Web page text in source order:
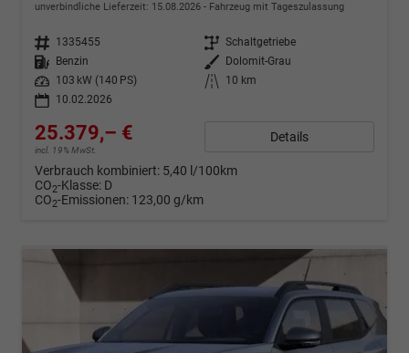
unverbindliche Lieferzeit: 15.08.2026 Fahrzeug mit Tageszulassung
Fahrzeugnr. 1335455 Getriebe Schaltgetriebe
Kraftstoff
Benzin Außenfarbe
Dolomit-Grau
Leistung
103 kW (140 PS) Kilometerstand
10 km
10.02.2026
25.379,– €
incl. 19% MwSt.
Details
Verbrauch kombiniert: 5,40 l/100km
CO2-Klasse: D
CO2-Emissionen: 123,00 g/km